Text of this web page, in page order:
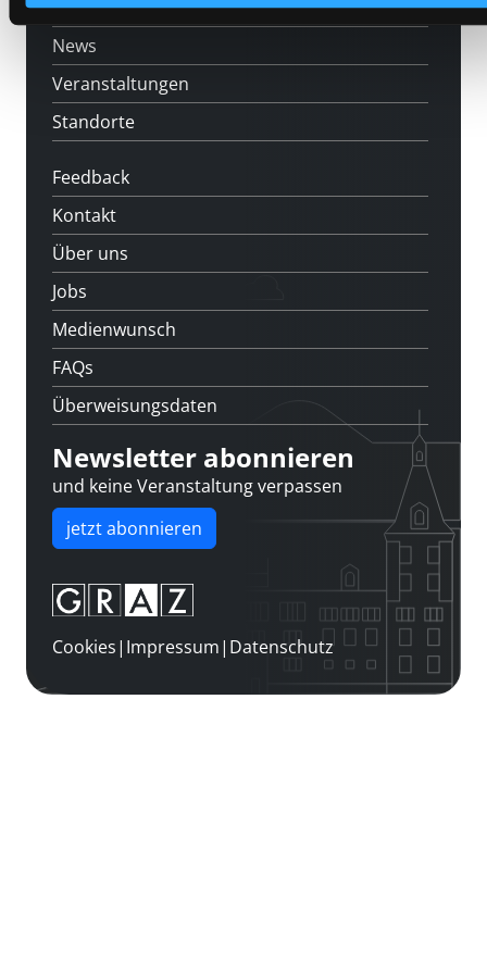
[kju:b]
News
Veranstaltungen
Standorte
Feedback
Kontakt
Über uns
Jobs
Medienwunsch
FAQs
Überweisungsdaten
Newsletter abonnieren
und keine Veranstaltung verpassen
jetzt abonnieren
Cookies| Impressum| Datenschutz